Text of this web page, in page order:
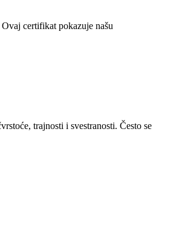
certifikat pokazuje našu
trajnosti i svestranosti. Često se